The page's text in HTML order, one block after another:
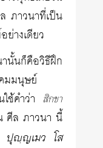
ภาวนาที่เป็น
ย่างเดียว
นั้นก็คือวิธีฝึก
มมนุษย์
ช้คำว่า
สิกขา
ศีล ภาวนา นี้
ปุญฺญเมว โส